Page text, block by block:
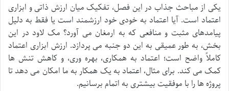
یکی از مباحث جذاب در این فصل، تفکیک میان ارزش ذاتی و ابزاری
اعتماد است. آیا اعتماد به خودی خود ارزشمند است یا فقط به دلیل
پیامدهای مثبت و منافعی که به ارمغان می آورد؟ مک لاود در این
بخش، به طور عمیقی به این دو جنبه می پردازد. ارزش ابزاری اعتماد
کاملاً واضح است؛ اعتماد به همکاری، بهره وری، و کاهش تنش ها
کمک می کند. برای مثال، اعتماد به یک همکار به ما امکان می دهد تا
پروژه ها را با موفقیت بیشتری به اتمام برسانیم.